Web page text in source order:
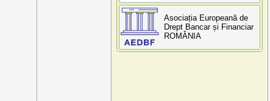
Asociația Europeană de
Drept Bancar și Financiar
ROMÂNIA